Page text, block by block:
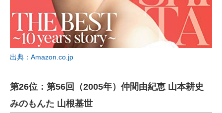
出典：Amazon.co.jp
第26位：第56回（2005年）仲間由紀恵 山本耕史
みのもんた 山根基世